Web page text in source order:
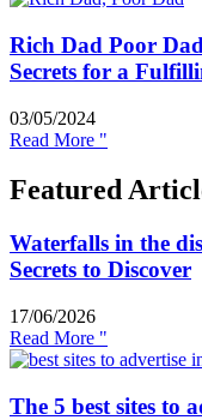
Rich Dad Poor
Secrets for a
03/05/2024
Read More "
Featured
Waterfalls in the
Secrets to Discover
17/06/2026
Read More "
The 5 best sites to